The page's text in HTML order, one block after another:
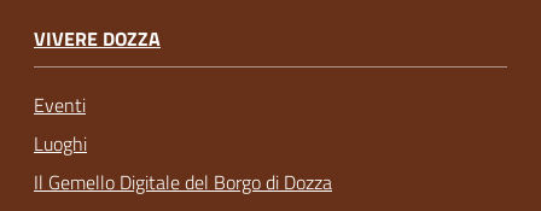
VIVERE DOZZA
Eventi
Luoghi
Il Gemello Digitale del Borgo di Dozza